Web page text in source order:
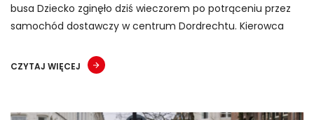
busa Dziecko zginęło dziś wieczorem po potrąceniu przez
samochód dostawczy w centrum Dordrechtu. Kierowca
CZYTAJ WIĘCEJ